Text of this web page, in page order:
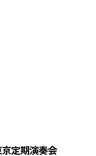
定期演奏会